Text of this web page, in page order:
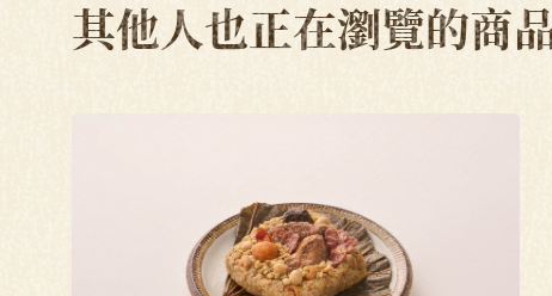
其他人也正在瀏覽的商